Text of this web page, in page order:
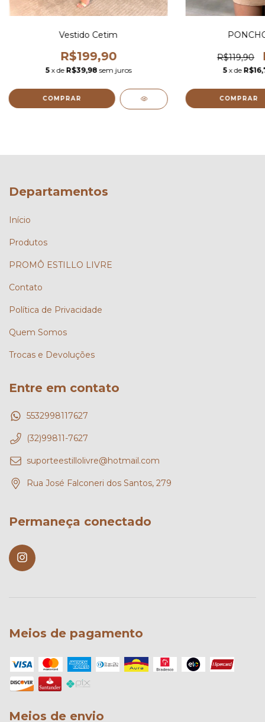
Vestido Cetim
R$199,90
5 x de R$39,98 sem juros
COMPRAR
R$119,90
5 x de
COMPRAR
Departamentos
Início
Produtos
PROMÔ ESTILLO LIVRE
Contato
Política de Privacidade
Quem Somos
Trocas e Devoluções
Entre em contato
5532998117627
(32)99811-7627
suporteestillolivre@hotmail.com
Rua José Falconeri dos Santos, 279
Permaneça conectado
Meios de pagamento
Meios de envio